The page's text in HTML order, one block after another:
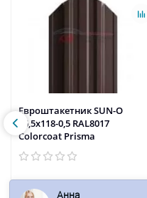
Евроштакетник SUN-O
16,5х118-0,5 RAL8017
Colorcoat Prisma
115р. /пог.м